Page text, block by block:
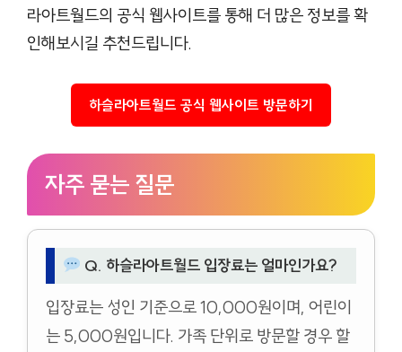
라아트월드의 공식 웹사이트를 통해 더 많은 정보를 확
인해보시길 추천드립니다.
하슬라아트월드 공식 웹사이트 방문하기
자주 묻는 질문
Q. 하슬라아트월드 입장료는 얼마인가요?
입장료는 성인 기준으로 10,000원이며, 어린이
는 5,000원입니다. 가족 단위로 방문할 경우 할